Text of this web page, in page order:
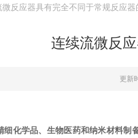
反应器具有完全不同于常规反应器
连续流微反
更新
化学品、生物医药和纳米材料制